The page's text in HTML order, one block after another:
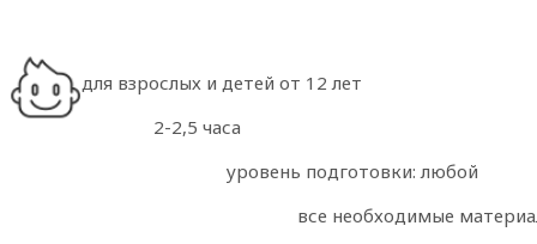
для взрослых и детей от 12 лет
2-2,5 часа
уровень подготовки: любой
все необходимые